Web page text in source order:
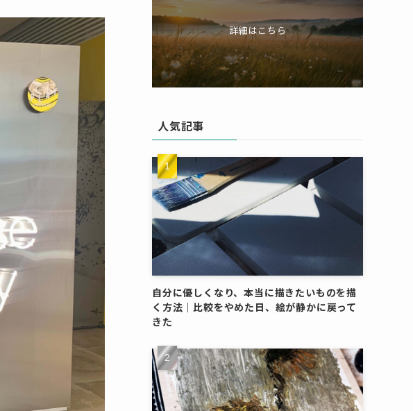
詳細はこちら
人気記事
自分に優しくなり、本当に描きたいものを描
く方法｜比較をやめた日、絵が静かに戻って
きた